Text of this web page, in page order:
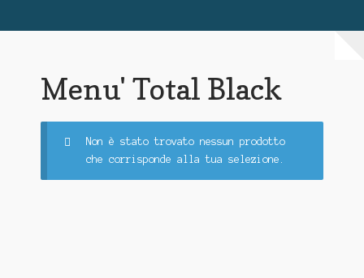
Menu' Total Black
Non è stato trovato nessun prodotto
che corrisponde alla tua selezione.